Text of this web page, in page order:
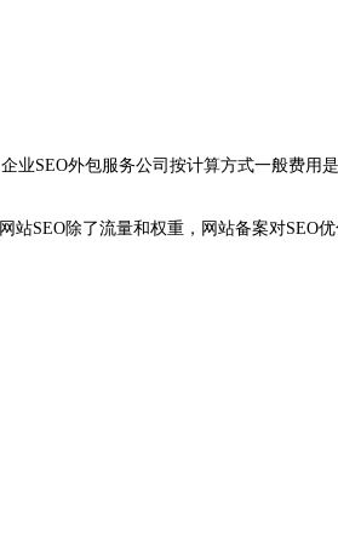
企业SEO外包服务公司按计算方式一般费用
网站SEO除了流量和权重，网站备案对SEO优